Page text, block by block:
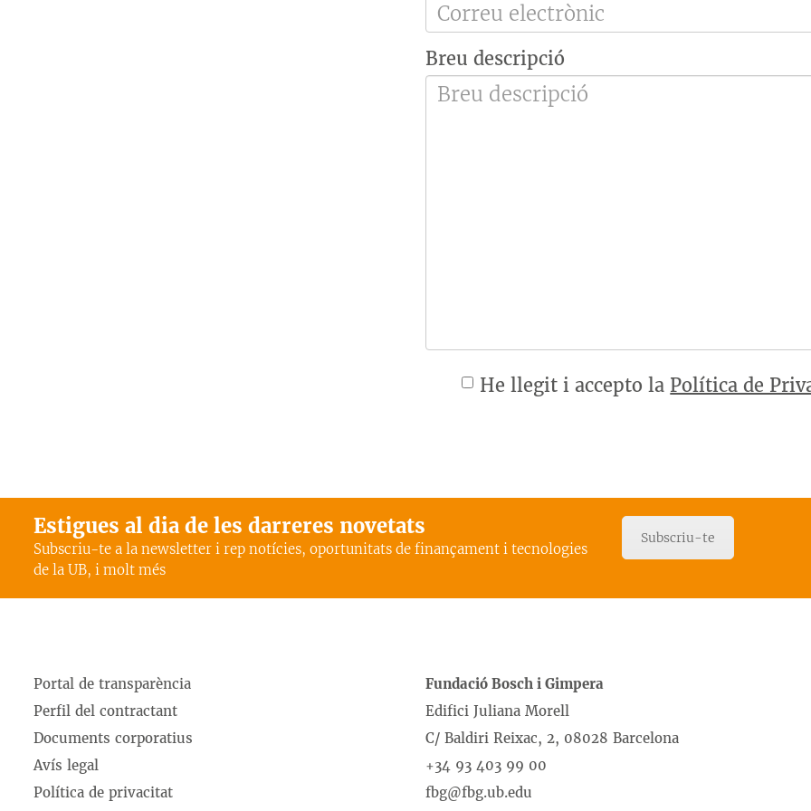
Breu descripció
He llegit i accepto la Política de
Estigues al dia de les darreres novetats
Subscriu-te a la newsletter i rep notícies, oportunitats de finançament i tecnologies
de la UB, i molt més
Subscriu-te
Portal de transparència
Perfil del contractant
Documents corporatius
Avís legal
Política de privacitat
Fundació Bosch i Gimpera
Edifici Juliana Morell
C/ Baldiri Reixac, 2, 08028 Barcelona
+34 93 403 99 00
fbg@fbg.ub.edu